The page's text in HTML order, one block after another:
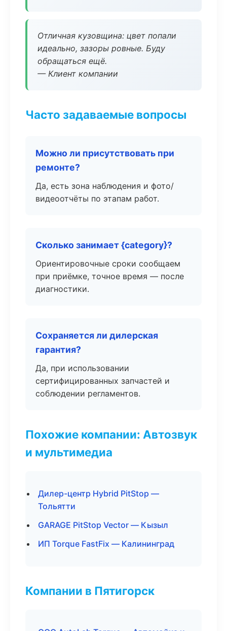
Отличная кузовщина: цвет попали
идеально, зазоры ровные. Буду
обращаться ещё.
— Клиент компании
Часто задаваемые вопросы
Можно ли присутствовать при
ремонте?
Да, есть зона наблюдения и фото/
видеоотчёты по этапам работ.
Сколько занимает {category}?
Ориентировочные сроки сообщаем
при приёмке, точное время — после
диагностики.
Сохраняется ли дилерская
гарантия?
Да, при использовании
сертифицированных запчастей и
соблюдении регламентов.
Похожие компании: Автозвук
и мультимедиа
Дилер-центр Hybrid PitStop —
Тольятти
GARAGE PitStop Vector — Кызыл
ИП Torque FastFix — Калининград
Компании в Пятигорск